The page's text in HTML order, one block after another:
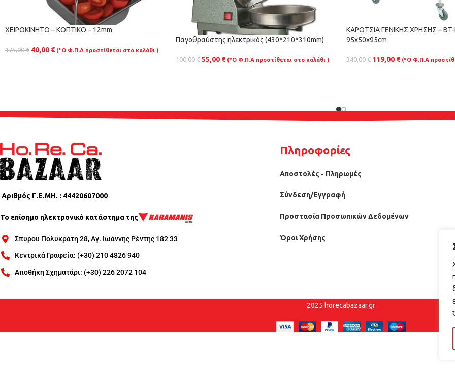
ΧΕΙΡΟΚΙΝΗΤΟ – ΚΟΠΤΙΚΟ – 12mm
175,00€ 40,00 € (*Ο Φ.Π.Α προστίθεται στο καλάθι )
Παγοθραύστης ηλεκτρικός (430*210*310mm)
100,00€ 55,00 € (*Ο Φ.Π.Α προστίθεται στο καλάθι )
ΚΑΡΟΤΣΙΑ ΓΕΝΙΚΗΣ ΧΡΗΣΗΣ – BT-
95x50x95cm
340,00€ 119,00 € (*Ο Φ.Π.Α
Αριθμός Γ.Ε.ΜΗ. : 44420607000
Το επίσημο ηλεκτρονικό κατάστημα της
Σπυρου Πολυκράτη 28, Αγ. Ιωάννης Ρέντης 182 33
Κεντρικά Γραφεία: (+30) 210 4826 940
Αποθήκη Σχηματάρι: (+30) 226 2072 104
Πληροφορίες
Αποστολές - Πληρωμές
Σύνδεση/Εγγραφή
Προστασία Προσωπικών Δεδομένων
Όροι Χρήσης
2025 horecabazaar.gr